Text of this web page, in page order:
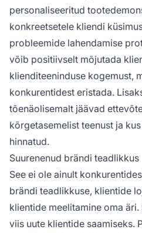
personaliseeritud
konkreetsetele kliendi
probleemide lahendamise
võib positiivselt mõjutada
klienditeeninduse kogemust,
konkurentidest eristada.
tõenäolisemalt jäävad
kõrgetasemelist teenust ja
hinnatud.
Suurenenud brändi teadlikkus
See ei ole ainult
brändi teadlikkuse, klientide
klientide meelitamine oma
viis uute klientide saamiseks.